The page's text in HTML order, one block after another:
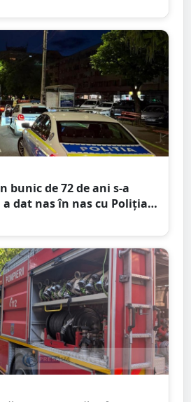
bunic de 72 de ani s-a
dat nas în nas cu Poliția